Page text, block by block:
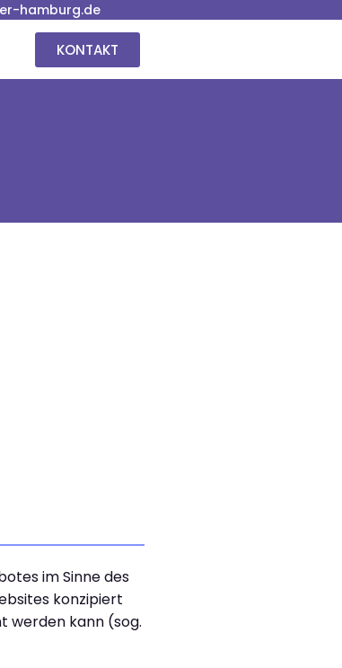
hamburg.de
KONTAKT
im Sinne des
konzipiert
werden kann (sog.